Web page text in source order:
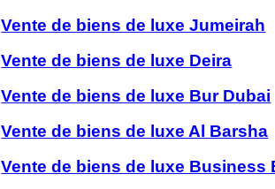
Vente de biens de luxe Jumeirah
Vente de biens de luxe Deira
Vente de biens de luxe Bur Dubai
Vente de biens de luxe Al Barsha
Vente de biens de luxe Business